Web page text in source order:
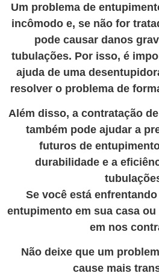
Um problema de
incômodo e, se não for
pode causar danos
tubulações. Por isso, é
ajuda de uma
resolver o problema de
Além disso, a contratação
também pode ajudar a
futuros de
durabilidade e a
Se você está
entupimento em sua casa
em nos
Não deixe que um
cause mais